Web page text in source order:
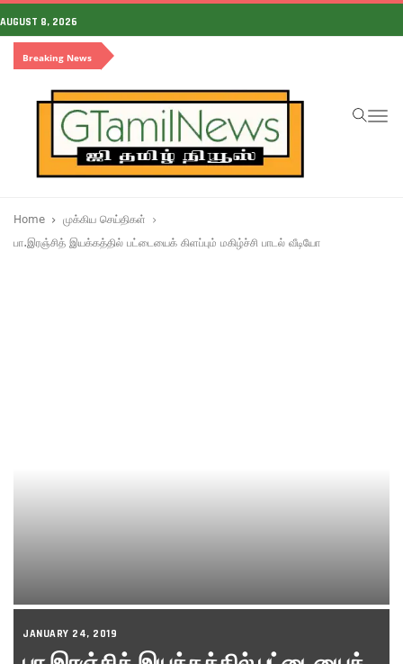
AUGUST 8, 2026
Breaking News
Home
முக்கிய செய்திகள்
பா.இரஞ்சித் இயக்கத்தில் பட்டையைக் கிளப்பும் மகிழ்ச்சி பாடல் வீடியோ
JANUARY 24, 2019